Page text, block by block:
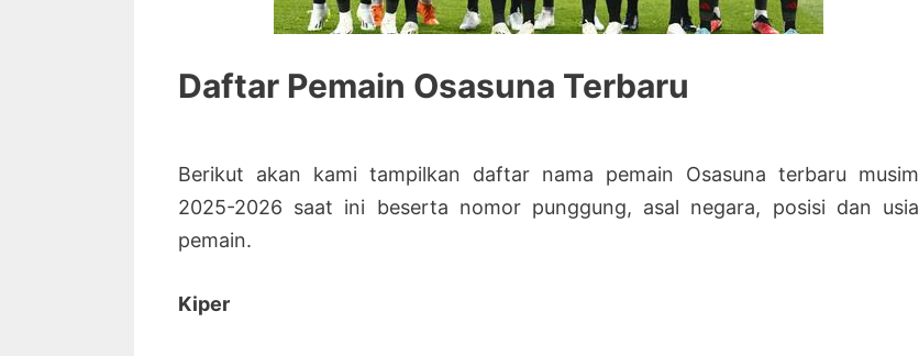
Daftar Pemain Osasuna Terbaru
Berikut akan kami tampilkan daftar nama pemain Osasuna terbaru musim
2025-2026 saat ini beserta nomor punggung, asal negara, posisi dan usia
pemain.
Kiper